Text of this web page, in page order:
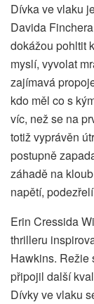
Dívka ve vlaku
Davida
dokážou pohltit
myslí, vyvolat
zajímavá
kdo měl co s
víc, než se na
totiž vyprávěn
postupně
záhadě na
napětí,
Erin Cressida
thrilleru
Hawkins. Režie
připojil další
Dívky ve vlaku